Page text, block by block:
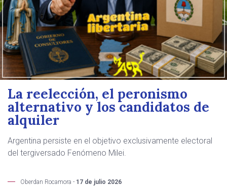
La reelección, el peronismo
alternativo y los candidatos de
alquiler
Argentina persiste en el objetivo exclusivamente electoral
del tergiversado Fenómeno Milei.
Oberdan Rocamora - 17 de julio 2026